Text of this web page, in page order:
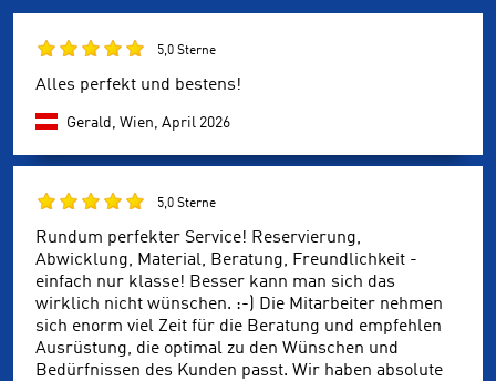
5,0 Sterne
Alles perfekt und bestens!
Gerald, Wien, April 2026
5,0 Sterne
Rundum perfekter Service! Reservierung,
Abwicklung, Material, Beratung, Freundlichkeit -
einfach nur klasse! Besser kann man sich das
wirklich nicht wünschen. :-) Die Mitarbeiter nehmen
sich enorm viel Zeit für die Beratung und empfehlen
Ausrüstung, die optimal zu den Wünschen und
Bedürfnissen des Kunden passt. Wir haben absolute